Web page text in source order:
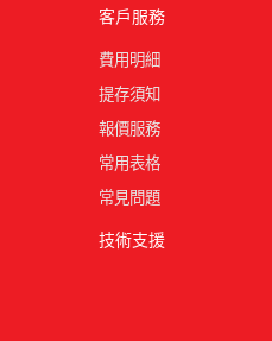
客戶服務
費用明細
提存須知
報價服務
常用表格
常見問題
技術支援